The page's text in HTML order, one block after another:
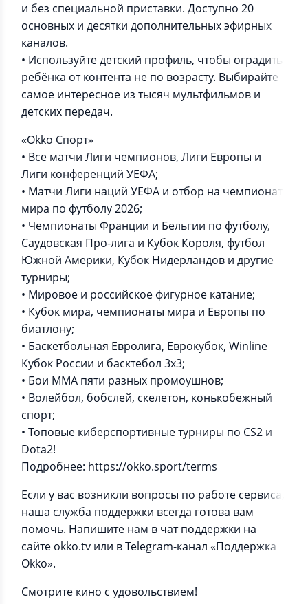
и без специальной приставки. Доступно 20
основных и десятки дополнительных эфирных
каналов.
• Используйте детский профиль, чтобы оградить
ребёнка от контента не по возрасту. Выбирайте
самое интересное из тысяч мультфильмов и
детских передач.
«Okko Спорт»
• Все матчи Лиги чемпионов, Лиги Европы и
Лиги конференций УЕФА;
• Матчи Лиги наций УЕФА и отбор на чемпионат
мира по футболу 2026;
• Чемпионаты Франции и Бельгии по футболу,
Саудовская Про-лига и Кубок Короля, футбол
Южной Америки, Кубок Нидерландов и другие
турниры;
• Мировое и российское фигурное катание;
• Кубок мира, чемпионаты мира и Европы по
биатлону;
• Баскетбольная Евролига, Еврокубок, Winline
Кубок России и басктебол 3х3;
• Бои ММА пяти разных промоушнов;
• Волейбол, бобслей, скелетон, конькобежный
спорт;
• Топовые киберспортивные турниры по CS2 и
Dota2!
Подробнее: https://okko.sport/terms
Если у вас возникли вопросы по работе сервиса,
наша служба поддержки всегда готова вам
помочь. Напишите нам в чат поддержки на
сайте okko.tv или в Telegram-канал «Поддержка
Okko».
Смотрите кино с удовольствием!